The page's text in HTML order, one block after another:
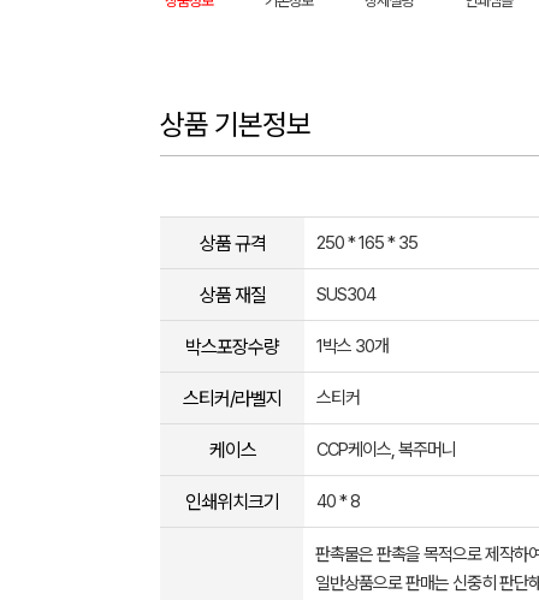
상품 기본정보
상품 규격 250 * 165 * 35
상품 재질 SUS304
박스포장수량 1박스 30개
스티커/라벨지 스티커
케이스 CCP케이스, 복주머니
인쇄위치크기 40 * 8
판촉물은 판촉을 목적으로 제작하
일반상품으로 판매는 신중히 판단